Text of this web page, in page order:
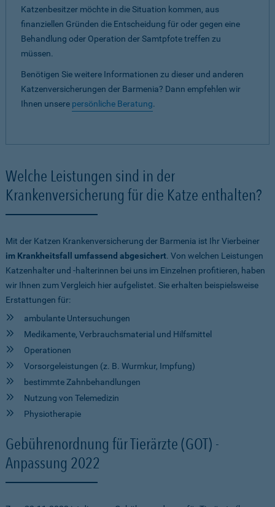
Katzenbesitzer möchte in die Situation kommen, aus
finanziellen Gründen die Entscheidung für oder gegen eine
Behandlung oder Operation der Samtpfote treffen zu
müssen.
Benötigen Sie weitere Informationen zu dieser und anderen
Katzenversicherungen der Barmenia? Dann empfehlen wir
Ihnen unsere persönliche Beratung.
Welche Leistungen sind in der
Krankenversicherung für die Katze enthalten?
Mit der Katzen Krankenversicherung der Barmenia ist Ihr Vierbeiner
im Krankheitsfall umfassend abgesichert. Von welchen Leistungen
Katzenhalter und -halterinnen bei uns im Einzelnen profitieren, haben
wir Ihnen zum Vergleich hier aufgelistet. Sie erhalten beispielsweise
Erstattungen für:
ambulante Untersuchungen
Medikamente, Verbrauchsmaterial und Hilfsmittel
Operationen
Vorsorgeleistungen (z. B. Wurmkur, Impfung)
bestimmte Zahnbehandlungen
Nutzung von Telemedizin
Physiotherapie
Gebührenordnung für Tierärzte (GOT) -
Anpassung 2022